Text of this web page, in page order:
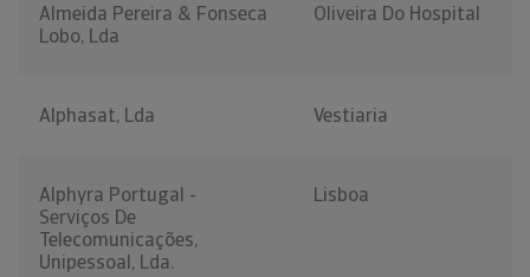
Almeida Pereira & Fonseca
Lobo, Lda
Oliveira Do Hospital
Alphasat, Lda Vestiaria
Alphyra Portugal -
Serviços De
Telecomunicações,
Unipessoal, Lda.
Lisboa